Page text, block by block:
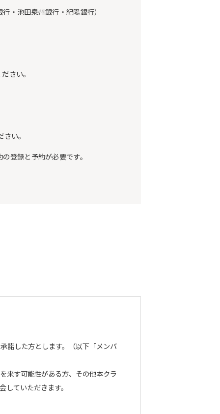
・池田泉州銀行・紀陽銀行）
さい。
い。
登録と予約が必要です。
諾した方とします。（以下「メンバ
来す可能性がある方、その他本クラ
ていただきます。